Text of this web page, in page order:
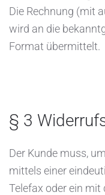
Die Rechnung (mit
wird an die
Format übermittelt.
§ 3
Der Kunde muss,
mittels einer
Telefax oder ein mit